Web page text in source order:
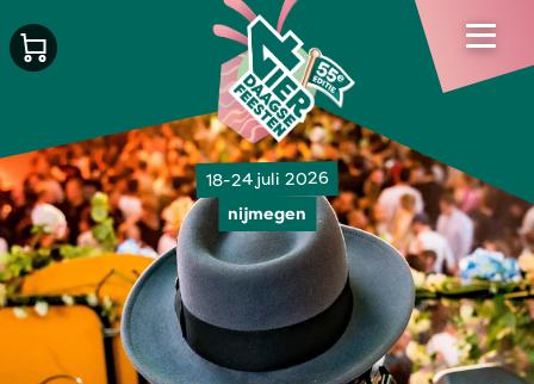
18-24 juli 2026
nijmegen